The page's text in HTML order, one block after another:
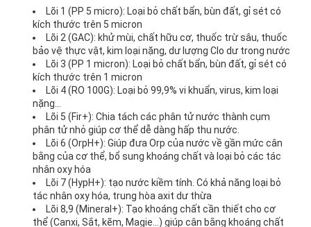
Lõi 1 (PP 5 micro): Loại bỏ chất bẩn, bùn đất, gỉ sét có
kích thước trên 5 micron
Lõi 2 (GAC): khử mùi, chất hữu cơ, thuốc trừ sâu, thuốc
bảo vệ thực vật, kim loại nặng, dư lượng Clo dư trong nước
Lõi 3 (PP 1 micron): Loại bỏ chất bẩn, bùn đất, gỉ sét có
kích thước trên 1 micron
Lõi 4 (RO 100G): Loại bỏ 99,9% vi khuẩn, virus, kim loại
nặng…
Lõi 5 (Fir+): Chia tách các phân tử nước thành cụm
phân tử nhỏ giúp cơ thể dễ dàng hấp thu nước.
Lõi 6 (OrpH+): Giúp đưa Orp của nước về gần mức cân
bằng của cơ thể, bổ sung khoáng chất và loại bỏ các tác
nhân oxy hóa
Lõi 7 (HypH+): tạo nước kiềm tính. Có khả năng loại bỏ
tác nhân oxy hóa, trung hòa axit dư thừa
Lõi 8,9 (Mineral+): Tạo khoáng chất cần thiết cho cơ
thể (Canxi, Sắt, kẽm, Magie…) giúp cân bằng khoáng chất